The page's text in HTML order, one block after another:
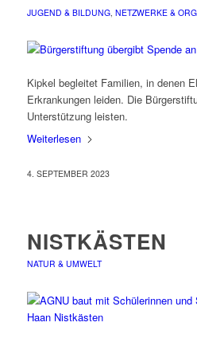
JUGEND & BILDUNG, NETZWERKE &
Kipkel begleitet Familien, in denen
Erkrankungen leiden. Die
Unterstützung leisten.
Weiterlesen
4. SEPTEMBER 2023
NISTKÄSTEN
NATUR & UMWELT